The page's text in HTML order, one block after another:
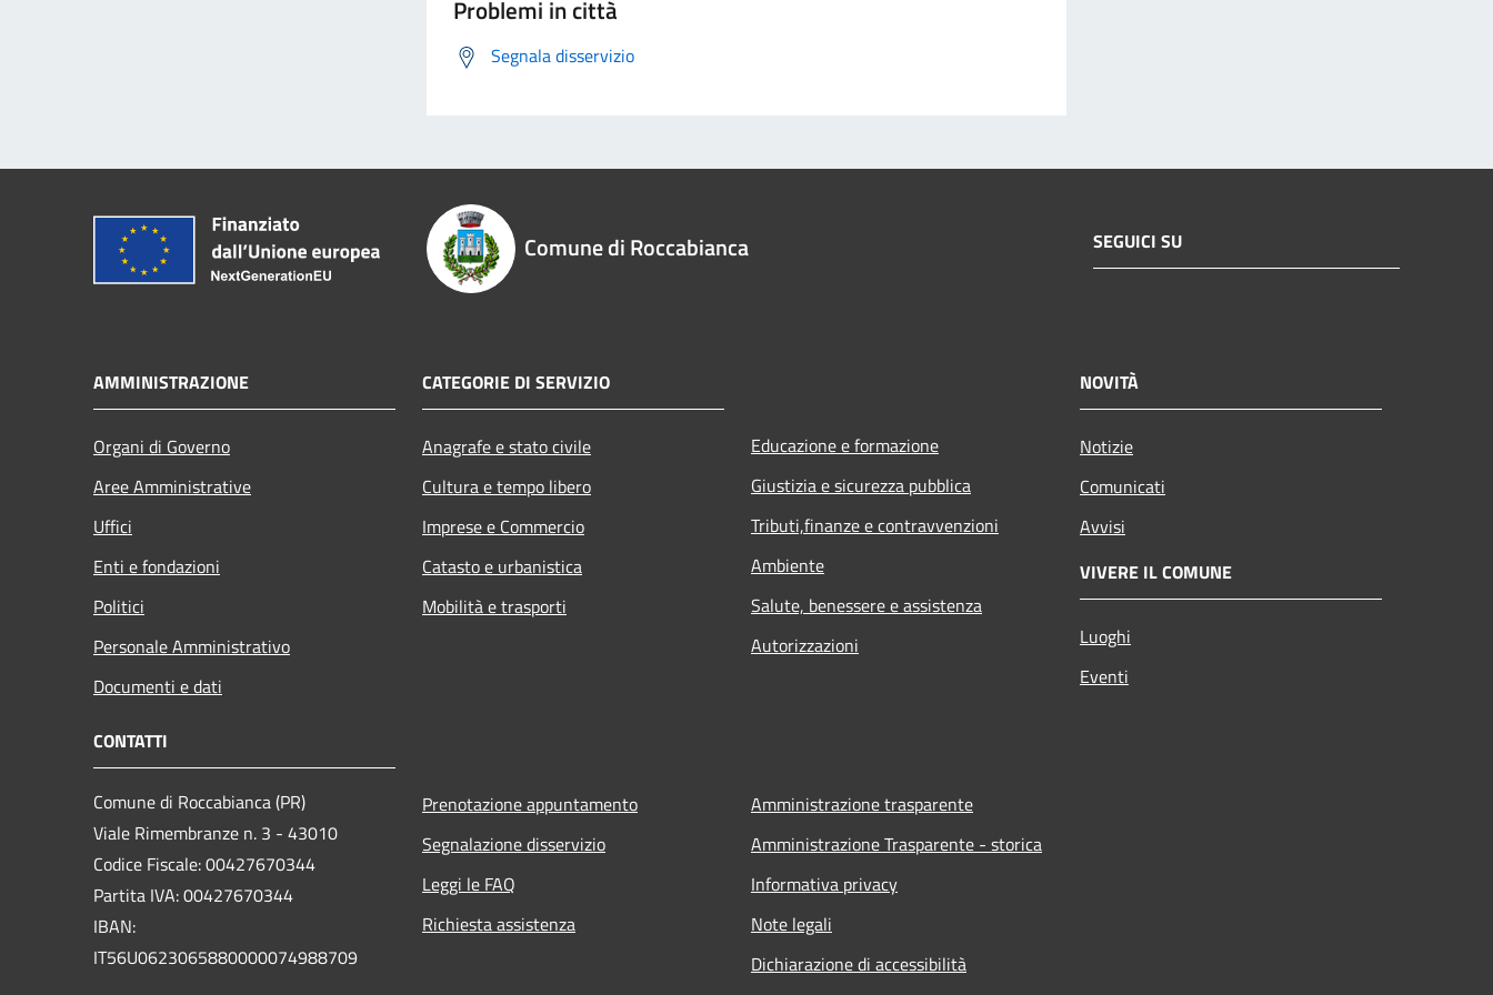
Problemi in città
Segnala disservizio
Comune di Roccabianca SEGUICI SU
AMMINISTRAZIONE
Organi di Governo
Aree Amministrative
Uffici
Enti e fondazioni
Politici
Personale Amministrativo
Documenti e dati
CATEGORIE DI SERVIZIO
Anagrafe e stato civile
Cultura e tempo libero
Imprese e Commercio
Catasto e urbanistica
Mobilità e trasporti
Educazione e formazione
Giustizia e sicurezza pubblica
Tributi,finanze e contravvenzioni
Ambiente
Salute, benessere e assistenza
Autorizzazioni
NOVITÀ
Notizie
Comunicati
Avvisi
VIVERE IL COMUNE
Luoghi
Eventi
CONTATTI
Comune di Roccabianca (PR)
Viale Rimembranze n. 3 - 43010
Codice Fiscale: 00427670344
Partita IVA: 00427670344
IBAN:
IT56U0623065880000074988709
Prenotazione appuntamento
Segnalazione disservizio
Leggi le FAQ
Richiesta assistenza
Amministrazione trasparente
Amministrazione Trasparente - storica
Informativa privacy
Note legali
Dichiarazione di accessibilità